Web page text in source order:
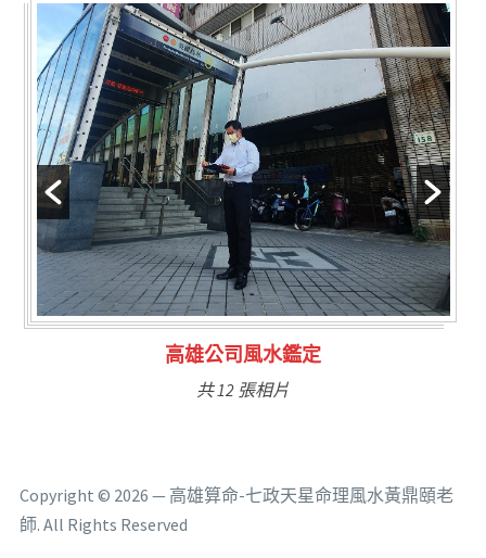
林氏福主量子生基造命
共 6 張相片
Copyright © 2026 — 高雄算命-七政天星命理風水黃鼎頤老
師. All Rights Reserved